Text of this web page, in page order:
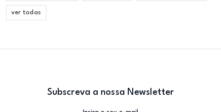
ver todas
Subscreva a nossa Newsletter